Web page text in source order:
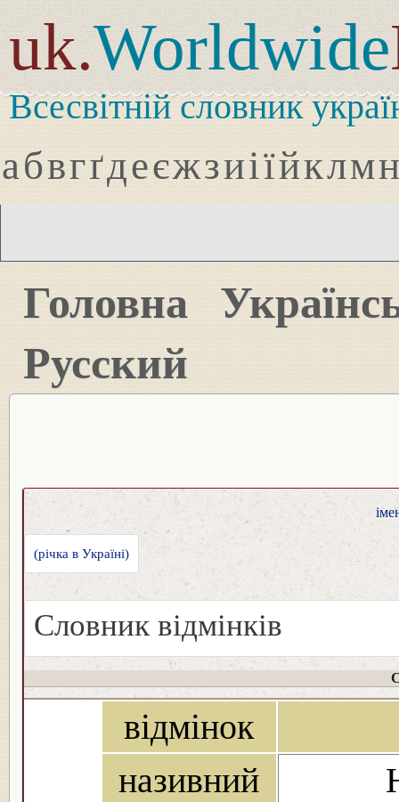
uk.Worldwide
Всесвітній словник
абвгґдеєжзиіїйклмн
Головна
Русский
(річка в Україні)
Словник відмінків
відмінок
називний